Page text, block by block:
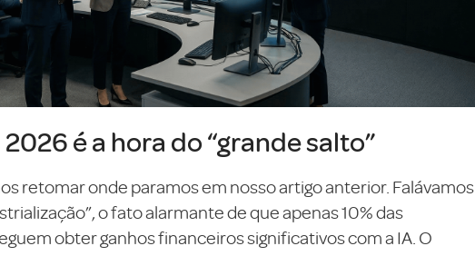
2026 é a hora do “grande salto”
retomar onde paramos em nosso artigo anterior. Falávamos
o fato alarmante de que apenas 10% das
obter ganhos financeiros significativos com a IA. O